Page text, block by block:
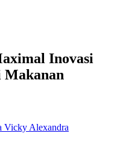
Inovasi
Makanan
Vicky Alexandra